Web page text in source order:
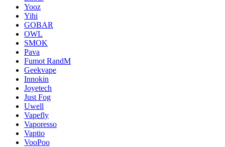
Yooz
Yihi
GOBAR
OWL
SMOK
Pava
Fumot RandM
Geekvape
Innokin
Joyetech
Just Fog
Uwell
Vapefly
Vaporesso
Vaptio
VooPoo